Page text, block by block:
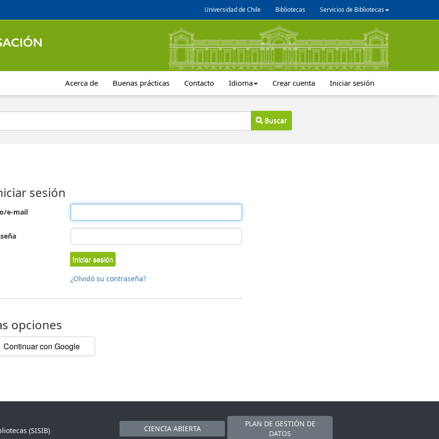
Universidad de Chile Bibliotecas Servicios de Bibliotecas
Acerca de Buenas prácticas Contacto Idioma Crear cuenta Iniciar sesión
Buscar
sesión
e-mail
Iniciar sesión
¿Olvidó su contraseña?
opciones
Continuar con Google
(SISIB)
CIENCIA ABIERTA
PLAN DE GESTIÓN DE
DATOS